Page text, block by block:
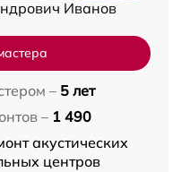
Иванов
– 5 лет
– 1 490
акустических
центров